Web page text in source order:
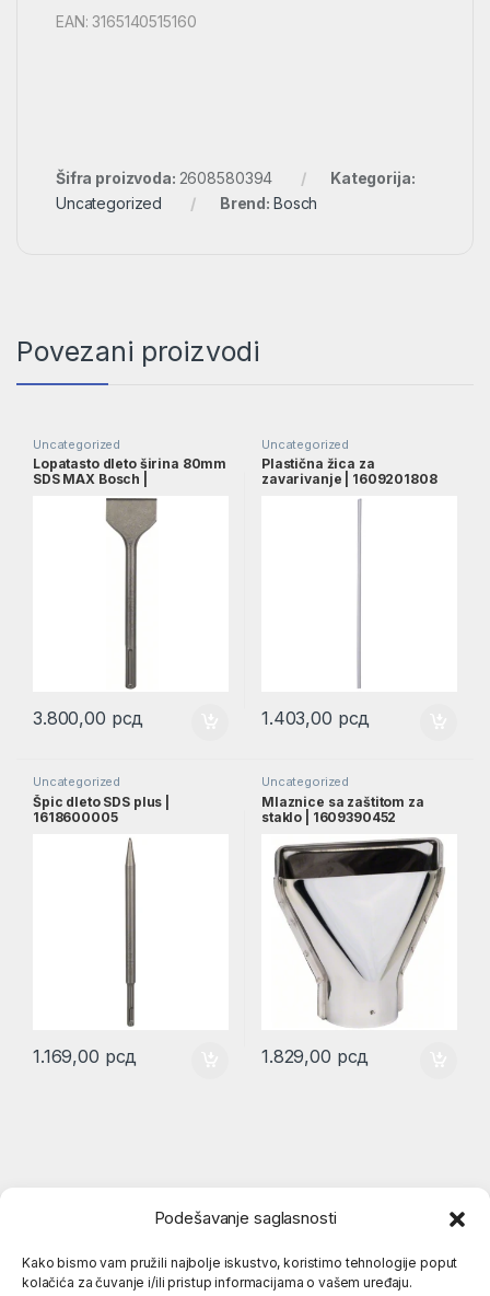
Podešavanje saglasnosti
Kako bismo vam pružili najbolje iskustvo, koristimo tehnologije poput
kolačića za čuvanje i/ili pristup informacijama o vašem uređaju.
EAN: 3165140515160
Šifra proizvoda: 2608580394
Kategorija:
Uncategorized
Brend: Bosch
Povezani proizvodi
Uncategorized
Lopatasto dleto širina 80mm
SDS MAX Bosch |
1618601008
3.800,00 рсд
Uncategorized
Plastična žica za
zavarivanje | 1609201808
1.403,00 рсд
Uncategorized
Špic dleto SDS plus |
1618600005
1.169,00 рсд
Uncategorized
Mlaznice sa zaštitom za
staklo | 1609390452
1.829,00 рсд